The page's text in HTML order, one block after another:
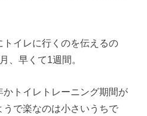
イレに行くのを伝えるの
、早くて1週間。
トイレトレーニング期間が
で楽なのは小さいうちで